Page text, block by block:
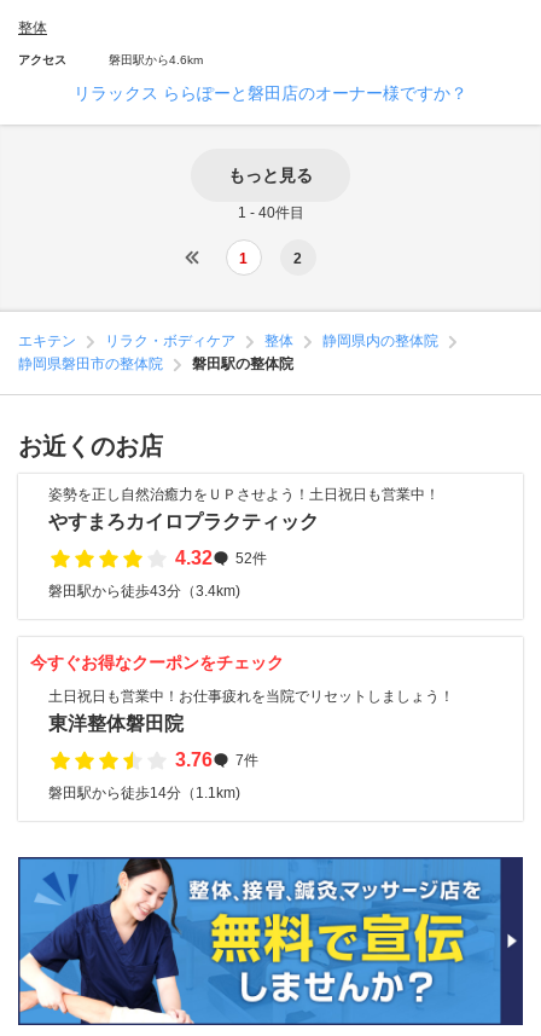
整体
アクセス 磐田駅から4.6km
リラックス ららぽーと磐田店のオーナー様ですか？
もっと見る
1 - 40件目
1 2
エキテン リラク・ボディケア 整体
静岡県内の整体院
静岡県磐田市の整体院
磐田駅の整体院
お近くのお店
姿勢を正し自然治癒力をＵＰさせよう！土日祝日も営業中！
やすまろカイロプラクティック
4.32
52件
磐田駅から徒歩43分（3.4km)
今すぐお得なクーポンをチェック
土日祝日も営業中！お仕事疲れを当院でリセットしましょう！
東洋整体磐田院
3.76
7件
磐田駅から徒歩14分（1.1km)